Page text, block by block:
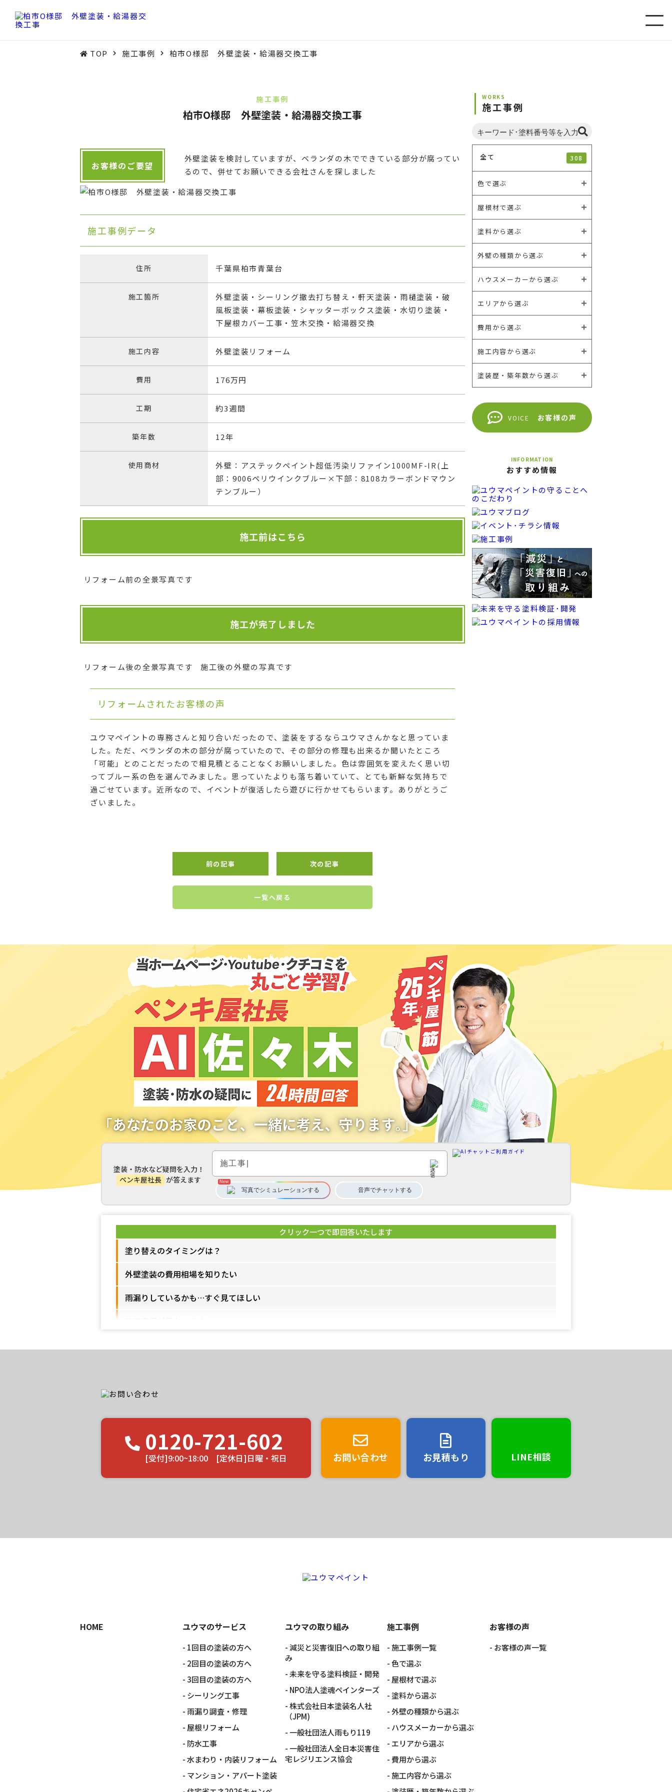
TOP 施工事例 柏市O様邸 外壁塗装・給湯器交換工事
施工事例
柏市O様邸 外壁塗装・給湯器交換工事
お客様のご要望
外壁塗装を検討していますが、ベランダの木でできている部分が腐ってい
るので、併せてお願いできる会社さんを探しました
施工事例データ
住所 千葉県柏市青葉台
施工箇所
外壁塗装・シーリング撤去打ち替え・軒天塗装・雨樋塗装・破
風板塗装・幕板塗装・シャッターボックス塗装・水切り塗装・
下屋根カバー工事・笠木交換・給湯器交換
施工内容 外壁塗装リフォーム
費用 176万円
工期 約3週間
築年数 12年
使用商材
外壁：アステックペイント超低汚染リファイン1000MF-IR(上
部：9006ペリウインクブルー×下部：8108カラーボンドマウン
テンブルー）
施工前はこちら
リフォーム前の全景写真です
施工が完了しました
リフォーム後の全景写真です 施工後の外壁の写真です
リフォームされたお客様の声
ユウマペイントの専務さんと知り合いだったので、塗装をするならユウマさんかなと思っていま
した。ただ、ベランダの木の部分が腐っていたので、その部分の修理も出来るか聞いたところ
「可能」とのことだったので相見積とることなくお願いしました。色は雰囲気を変えたく思い切
ってブルー系の色を選んでみました。思っていたよりも落ち着いていて、とても新鮮な気持ちで
過ごせています。近所なので、イベントが復活したら遊びに行かせてもらいます。ありがとうご
ざいました。
前の記事 次の記事
一覧へ戻る
WORKS
施工事例
全て 308
色で選ぶ
屋根材で選ぶ
塗料から選ぶ
外壁の種類から選ぶ
ハウスメーカーから選ぶ
エリアから選ぶ
費用から選ぶ
施工内容から選ぶ
塗装歴・築年数から選ぶ
VOICE お客様の声
INFORMATION
おすすめ情報
塗装・防水など疑問を入力！
ペンキ屋社長 が答えます
写真でシミュレーションする 音声でチャット する
塗り替えのタイミングは？
外壁塗装の費用相場を知りたい
雨漏りしているかも…すぐ見てほしい
0120-721-602
[受付]9:00~18:00 [定休日]日曜・祝日 お問い合わせ お見積もり LINE相談
HOME ユウマのサービス
1回目の塗装の方へ
2回目の塗装の方へ
3回目の塗装の方へ
シーリング工事
雨漏り調査・修理
屋根リフォーム
防水工事
水まわり・内装リフォーム
マンション・アパート塗装
ユウマの取り組み
減災と災害復旧への取り組
み
未来を守る塗料検証・開発
NPO法人塗魂ペインターズ
株式会社日本塗装名人社
（JPM)
一般社団法人雨もり119
一般社団法人全日本災害住
宅レジリエンス協会
施工事例
施工事例一覧
色で選ぶ
屋根材で選ぶ
塗料から選ぶ
外壁の種類から選ぶ
ハウスメーカーから選ぶ
エリアから選ぶ
費用から選ぶ
施工内容から選ぶ
お客様の声
お客様の声一覧